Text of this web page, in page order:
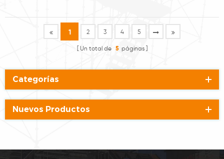
1 2 3 4 5
Un total de 5 páginas
Categorías
Nuevos Productos